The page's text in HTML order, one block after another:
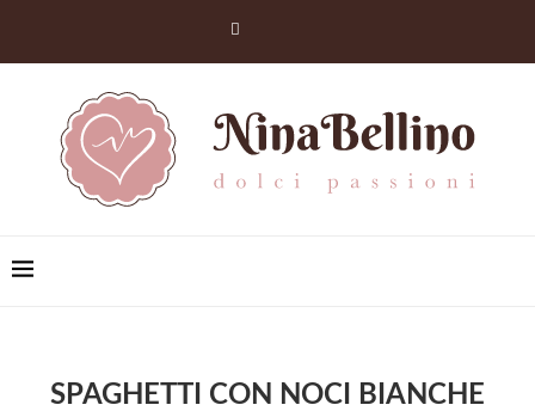
SPAGHETTI CON NOCI BIANCHE